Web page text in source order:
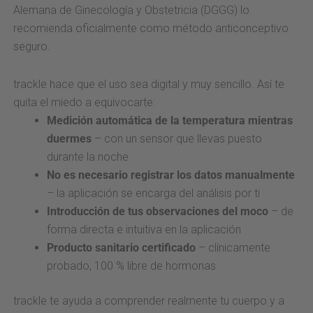
Alemana de Ginecología y Obstetricia (DGGG) lo
recomienda oficialmente como método anticonceptivo
seguro.
trackle hace que el uso sea digital y muy sencillo. Así te
quita el miedo a equivocarte:
Medición automática de la temperatura mientras
duermes– con un sensor que llevas puesto
durante la noche
No es necesario registrar los datos manualmente
– la aplicación se encarga del análisis por ti
Introducción de tus observaciones del moco– de
forma directa e intuitiva en la aplicación
Producto sanitario certificado– clínicamente
probado, 100 % libre de hormonas
trackle te ayuda a comprender realmente tu cuerpo y a